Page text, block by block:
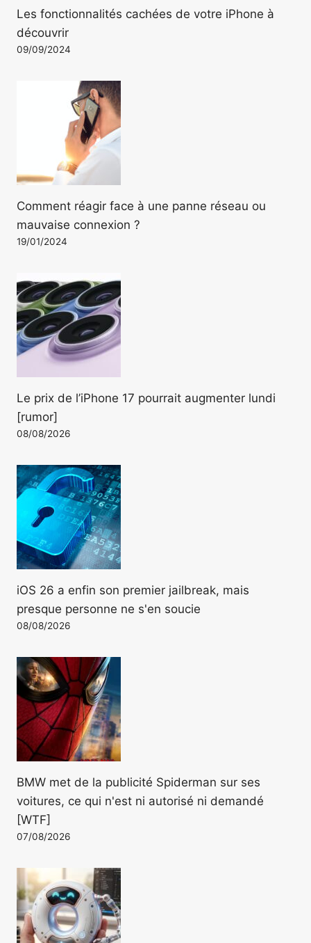
Les fonctionnalités cachées de votre iPhone à
découvrir
09/09/2024
Comment réagir face à une panne réseau ou
mauvaise connexion ?
19/01/2024
Le prix de l’iPhone 17 pourrait augmenter lundi
[rumor]
08/08/2026
iOS 26 a enfin son premier jailbreak, mais
presque personne ne s'en soucie
08/08/2026
BMW met de la publicité Spiderman sur ses
voitures, ce qui n'est ni autorisé ni demandé
[WTF]
07/08/2026